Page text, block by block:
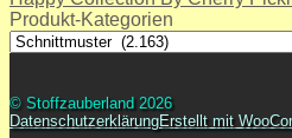
Produkt-Kategorien
© Stoffzauberland 2026
DatenschutzerklärungErstellt mit